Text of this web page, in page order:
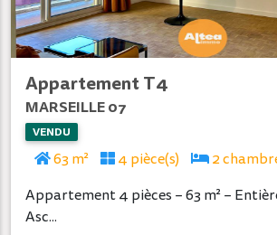
Appartement T4
MARSEILLE 07
VENDU
63 m² 4 pièce(s)
2
Appartement 4 pièces – 63 m² –
Asc...